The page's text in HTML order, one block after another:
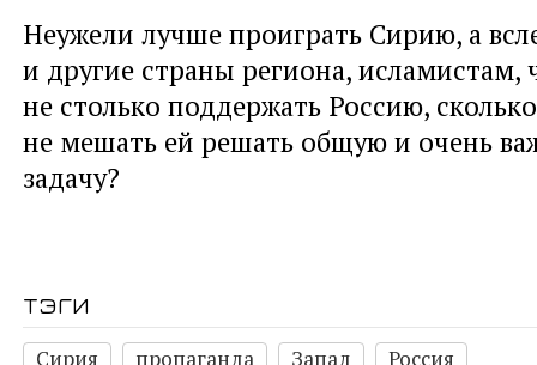
Неужели лучше проиграть Сирию, а
и другие страны региона, исламистам,
не столько поддержать Россию,
не мешать ей решать общую и очень
задачу?
тэги
Сирия пропаганда Запад Россия